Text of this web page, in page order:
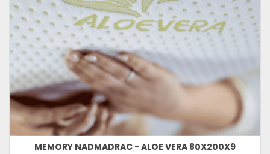
MEMORY NADMADRAC - ALOE VERA 80X200X9